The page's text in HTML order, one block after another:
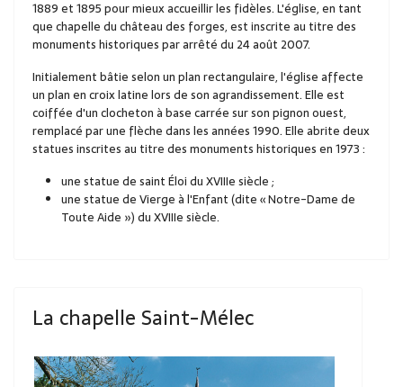
1889 et 1895 pour mieux accueillir les fidèles. L'église, en tant
que chapelle du château des forges, est inscrite au titre des
monuments historiques par arrêté du 24 août 2007.
Initialement bâtie selon un plan rectangulaire, l'église affecte
un plan en croix latine lors de son agrandissement. Elle est
coiffée d'un clocheton à base carrée sur son pignon ouest,
remplacé par une flèche dans les années 1990. Elle abrite deux
statues inscrites au titre des monuments historiques en 1973 :
une statue de saint Éloi du XVIIIe siècle ;
une statue de Vierge à l'Enfant (dite « Notre-Dame de
Toute Aide ») du XVIIIe siècle.
La chapelle Saint-Mélec